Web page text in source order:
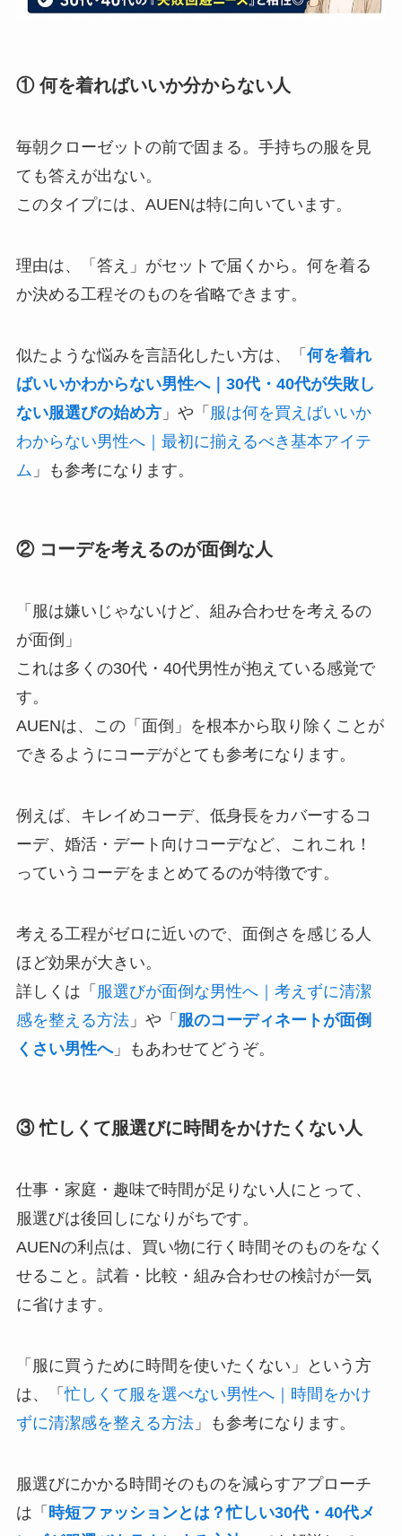
① 何を着ればいいか分からない人
毎朝クローゼットの前で固まる。手持ちの服を見
ても答えが出ない。
このタイプには、AUENは特に向いています。
理由は、「答え」がセットで届くから。何を着る
か決める工程そのものを省略できます。
似たような悩みを言語化したい方は、「 何を着れ
ばいいかわからない男性へ｜30代・40代が失敗し
ない服選びの始め方」や「 服は何を買えばいいか
わからない男性へ｜最初に揃えるべき基本アイテ
ム 」も参考になります。
② コーデを考えるのが面倒な人
「服は嫌いじゃないけど、組み合わせを考えるの
が面倒」
これは多くの30代・40代男性が抱えている感覚で
す。
AUENは、この「面倒」を根本から取り除くことが
できるようにコーデがとても参考になります。
例えば、キレイめコーデ、低身長をカバーするコ
ーデ、婚活・デート向けコーデなど、これこれ！
っていうコーデをまとめてるのが特徴です。
考える工程がゼロに近いので、面倒さを感じる人
ほど効果が大きい。
詳しくは「 服選びが面倒な男性へ｜考えずに清潔
感を整える方法」や「 服のコーディネートが面倒
くさい男性へ」もあわせてどうぞ。
③ 忙しくて服選びに時間をかけたくない人
仕事・家庭・趣味で時間が足りない人にとって、
服選びは後回しになりがちです。
AUENの利点は、買い物に行く時間そのものをなく
せること。試着・比較・組み合わせの検討が一気
に省けます。
「服に買うために時間を使いたくない」という方
は、「忙しくて服を選べない男性へ｜時間をかけ
ずに清潔感を整える方法」も参考になります。
服選びにかかる時間そのものを減らすアプローチ
は「 時短ファッションとは？忙しい30代・40代メ